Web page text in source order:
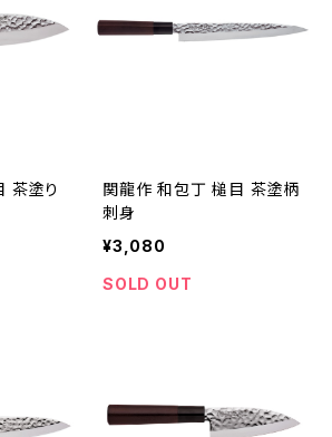
茶塗り
関龍作 和包丁 槌目 茶塗柄
刺身
¥3,080
SOLD OUT